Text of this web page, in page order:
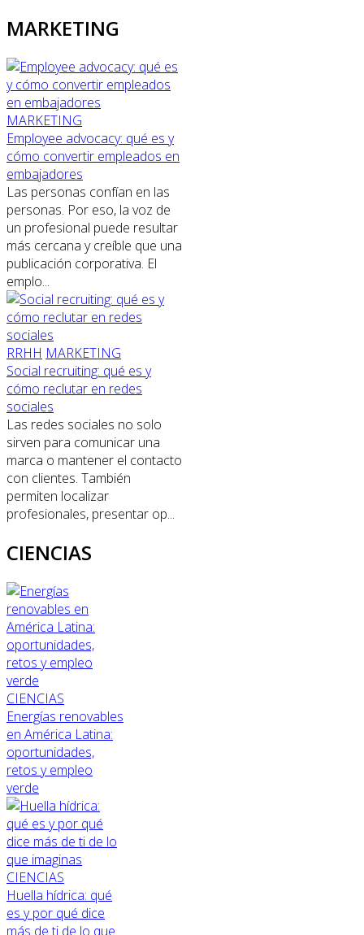
MARKETING
MARKETING
Employee advocacy: qué es y
cómo convertir empleados en
embajadores
Las personas confían en las
personas. Por eso, la voz de
un profesional puede resultar
más cercana y creíble que una
publicación corporativa. El
emplo...
RRHH MARKETING
Social recruiting: qué es y
cómo reclutar en redes
sociales
Las redes sociales no solo
sirven para comunicar una
marca o mantener el contacto
con clientes. También
permiten localizar
profesionales, presentar op...
CIENCIAS
CIENCIAS
Energías renovables
en América Latina:
oportunidades,
retos y empleo
verde
CIENCIAS
Huella hídrica: qué
es y por qué dice
más de ti de lo que